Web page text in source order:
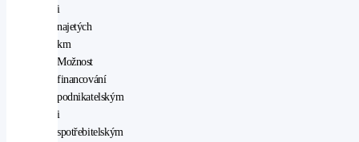
i
najetých
km
Možnost
financování
podnikatelským
i
spotřebitelským